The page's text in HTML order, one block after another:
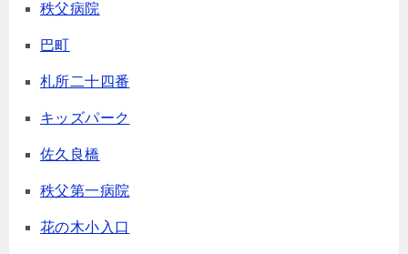
秩父病院
巴町
札所二十四番
キッズパーク
佐久良橋
秩父第一病院
花の木小入口